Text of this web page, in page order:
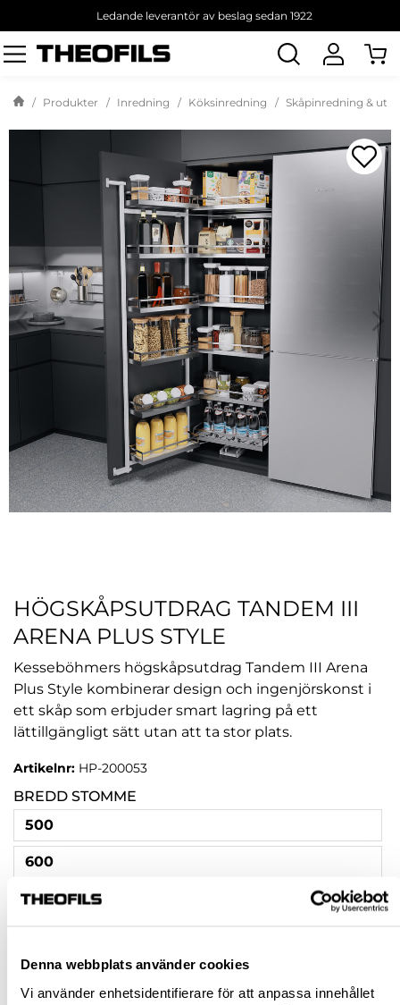
Denna webbplats använder cookies
Vi använder enhetsidentifierare för att anpassa innehållet
Ledande leverantör av beslag sedan 1922
Sök
produkt
Produkter Inredning Köksinredning Skåpinredning &
HÖGSKÅPSUTDRAG TANDEM III
ARENA PLUS STYLE
Kesseböhmers högskåpsutdrag Tandem III Arena
Plus Style kombinerar design och ingenjörskonst i
ett skåp som erbjuder smart lagring på ett
lättillgängligt sätt utan att ta stor plats.
Artikelnr: HP-200053
BREDD STOMME
500
600
FÄRG
VIT/KROM